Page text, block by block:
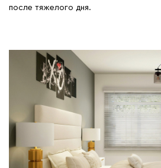
после тяжелого дня.